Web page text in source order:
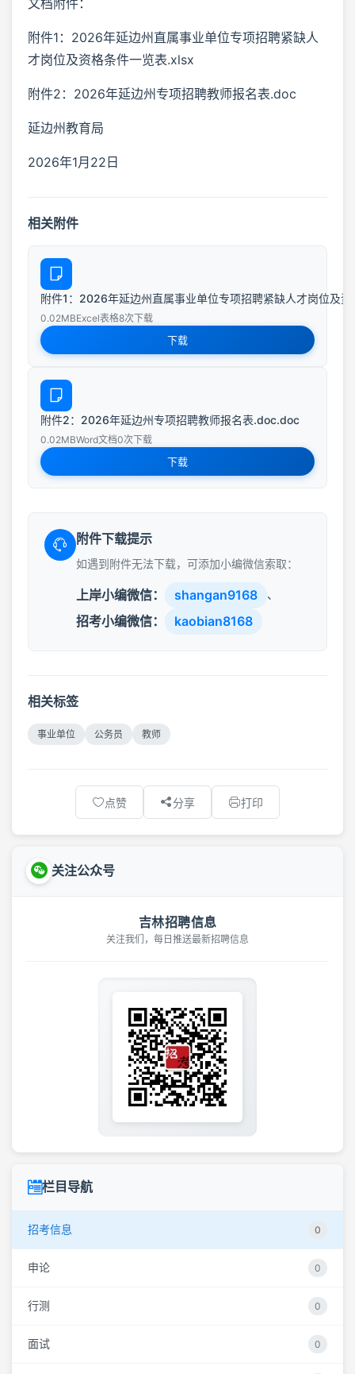
附件1：2026年延边州直属事业单位专项招聘紧缺人
才岗位及资格条件一览表.xlsx
附件2：2026年延边州专项招聘教师报名表.doc
延边州教育局
2026年1月22日
相关附件
附件1：2026年延边州直属事业单位专项招聘紧缺人才岗位及
0.02MBExcel表格8次下载
下载
附件2：2026年延边州专项招聘教师报名表.doc.doc
0.02MBWord文档0次下载
下载
附件下载提示
如遇到附件无法下载，可添加小编微信索取：
上岸小编微信： shangan9168 、
招考小编微信： kaobian8168
相关标签
事业单位 公务员 教师
点赞 分享 打印
关注公众号
吉林招聘信息
关注我们，每日推送最新招聘信息
栏目导航
招考信息 0
申论 0
行测 0
面试 0